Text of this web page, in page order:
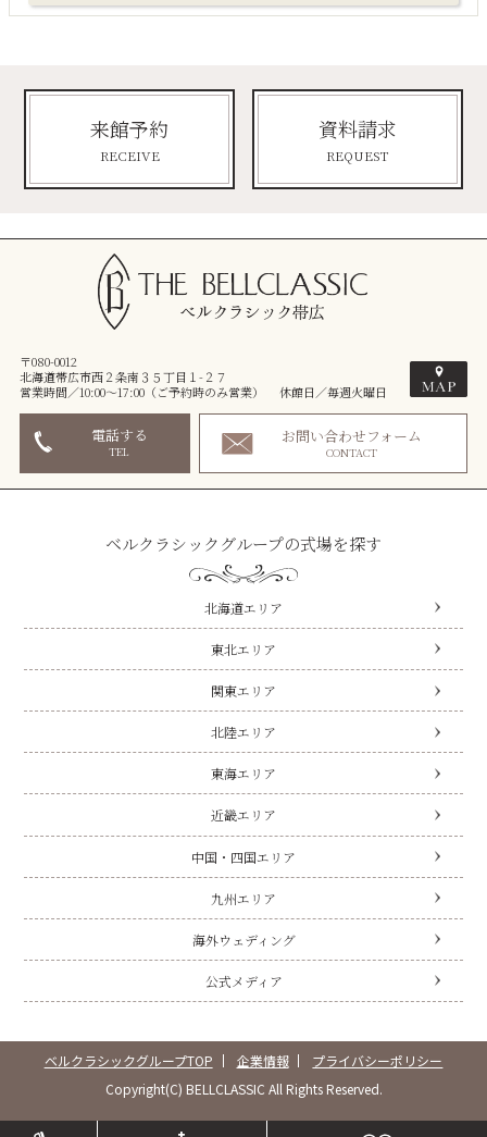
来館予約
RECEIVE
資料請求
REQUEST
〒080-0012
北海道帯広市西２条南３５丁目１-２７
営業時間／10:00～17:00（ご予約時のみ営業） 休館日／毎週火曜日
電話する
TEL
お問い合わせフォーム
CONTACT
ベルクラシックグループの式場を探す
北海道エリア
東北エリア
関東エリア
北陸エリア
東海エリア
近畿エリア
中国・四国エリア
九州エリア
海外ウェディング
公式メディア
ベルクラシックグループTOP 企業情報
プライバシーポリシー
Copyright(C) BELLCLASSIC All Rights Reserved.